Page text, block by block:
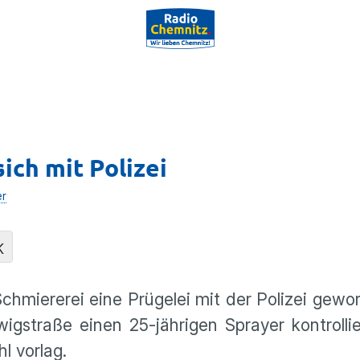
mit Polizei
eine Prügelei mit der Polizei
einen 25-jährigen Sprayer
vorlag.